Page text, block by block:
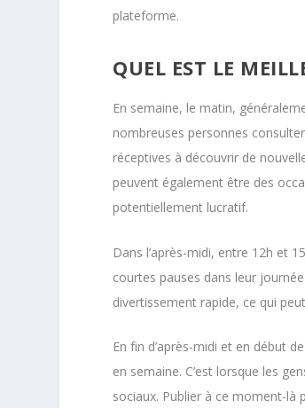
plateforme.
QUEL EST LE
En semaine, le matin,
nombreuses personnes
réceptives à découvrir de
peuvent également être des
potentiellement lucratif.
Dans l’après-midi, entre 12h et
courtes pauses dans leur
divertissement rapide, ce qui
En fin d’après-midi et en début
en semaine. C’est lorsque les
sociaux. Publier à ce moment-là